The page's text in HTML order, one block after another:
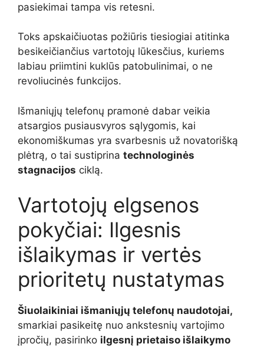
pasiekimai tampa vis retesni.
Toks apskaičiuotas požiūris tiesiogiai atitinka
besikeičiančius vartotojų lūkesčius, kuriems
labiau priimtini kuklūs patobulinimai, o ne
revoliucinės funkcijos.
Išmaniųjų telefonų pramonė dabar veikia
atsargios pusiausvyros sąlygomis, kai
ekonomiškumas yra svarbesnis už novatorišką
plėtrą, o tai sustiprina technologinės
stagnacijos ciklą.
Vartotojų elgsenos
pokyčiai: Ilgesnis
išlaikymas ir vertės
prioritetų nustatymas
Šiuolaikiniai išmaniųjų telefonų naudotojai,
smarkiai pasikeitę nuo ankstesnių vartojimo
įpročių, pasirinko ilgesnį prietaiso išlaikymo